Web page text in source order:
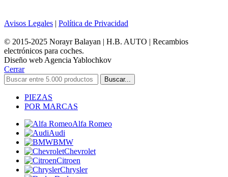
Avisos Legales | Política de Privacidad
© 2015-2025 Norayr Balayan | H.B. AUTO | Recambios
electrónicos para coches.
Diseño web Agencia Yablochkov
Cerrar
Buscar...
PIEZAS
POR MARCAS
Alfa Romeo
Audi
BMW
Chevrolet
Citroen
Chrysler